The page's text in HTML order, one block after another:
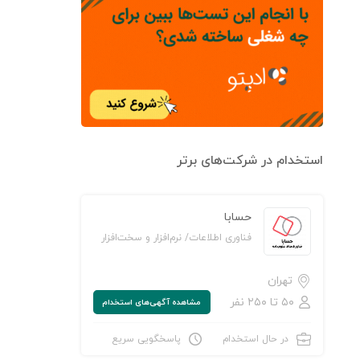
استخدام در شرکت‌های برتر
حسابا
فناوری اطلاعات/ نرم‌افزار و سخت‌افزار
تهران
۵۰ تا ۲۵۰ نفر
مشاهده‌ آگهی‌های استخدام
در حال استخدام پاسخگویی سریع